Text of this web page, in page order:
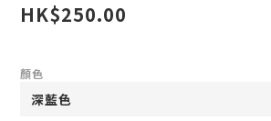
HK$250.00
顏色